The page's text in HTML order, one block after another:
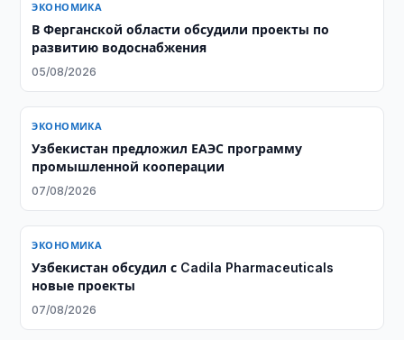
ЭКОНОМИКА
В Ферганской области обсудили проекты по
развитию водоснабжения
05/08/2026
ЭКОНОМИКА
Узбекистан предложил ЕАЭС программу
промышленной кооперации
07/08/2026
ЭКОНОМИКА
Узбекистан обсудил с Cadila Pharmaceuticals
новые проекты
07/08/2026